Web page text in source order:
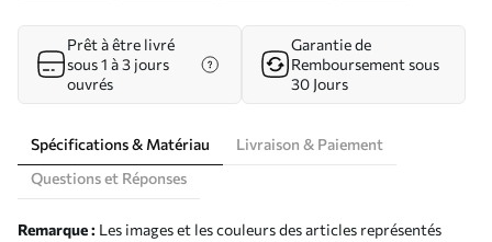
Prêt à être livré
sous 1 à 3 jours
ouvrés
Garantie de
Remboursement sous
30 Jours
Spécifications & Matériau
Livraison & Paiement
Questions et Réponses
Remarque : Les images et les couleurs des articles représentés